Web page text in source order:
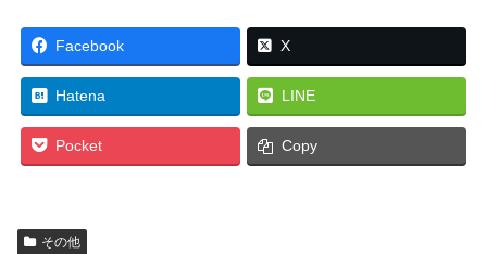
Facebook X
Hatena LINE
Pocket Copy
その他